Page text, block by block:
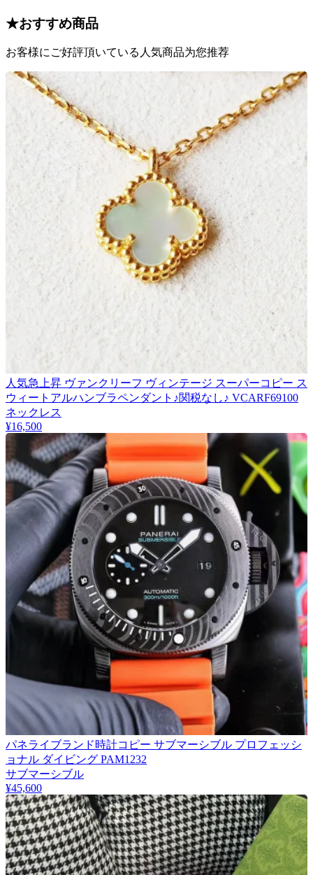
★おすすめ商品
お客様にご好評頂いている人気商品为您推荐
人気急上昇 ヴァンクリーフ ヴィンテージ スーパーコピー ス
ウィートアルハンブラペンダント♪関税なし♪ VCARF69100
ネックレス
¥16,500
パネライブランド時計コピー サブマーシブル プロフェッシ
ョナル ダイビング PAM1232
サブマーシブル
¥45,600